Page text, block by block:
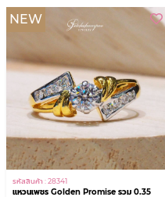
NEW
รหัสสินค้า : 28341
แหวนเพชร Golden Promise รวม 0.35